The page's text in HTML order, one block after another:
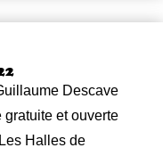
Descave
gratuite et ouverte
Halles de